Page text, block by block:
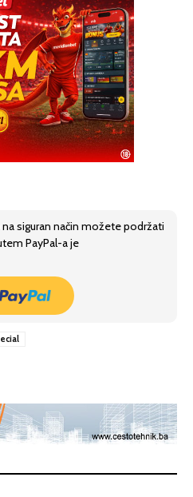
siguran način možete podržati
PayPal-a je